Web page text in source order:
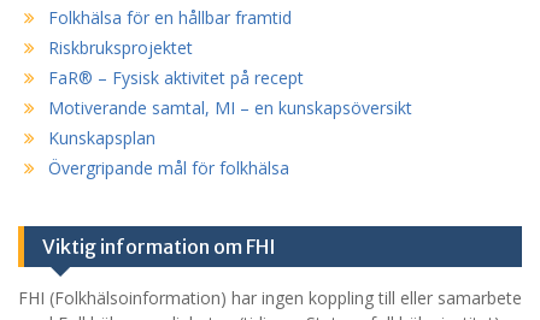
Folkhälsa för en hållbar framtid
Riskbruksprojektet
FaR® – Fysisk aktivitet på recept
Motiverande samtal, MI – en kunskapsöversikt
Kunskapsplan
Övergripande mål för folkhälsa
Viktig information om FHI
FHI (Folkhälsoinformation) har ingen koppling till eller samarbete